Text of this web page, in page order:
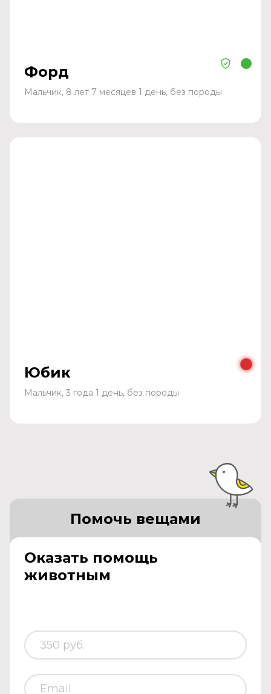
Форд
Мальчик, 8 лет 7 месяцев 1 день, без породы
Юбик
Мальчик, 3 года 1 день, без породы
Оказать помощь
животным
Помочь вещами